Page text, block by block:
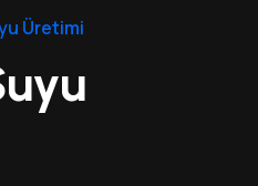
Üretimi